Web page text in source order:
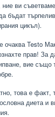
ние ви
бъдат
цикъл).
очаква Testo
прав! За
вие също
това е факт,
диета и